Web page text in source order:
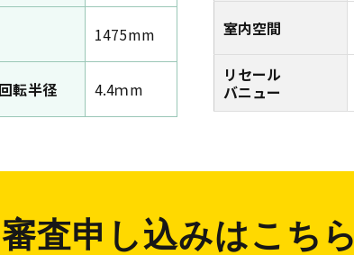
1475mm
転半径 4.4ｍm
室内空間
リセール
バニュー
審査申し込みはこちら